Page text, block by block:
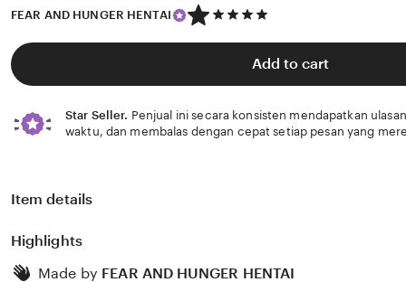
FEAR AND HUNGER HENTAI
5
out
of
Add to cart
Star Seller. Penjual ini secara konsisten mendapatkan
waktu, dan membalas dengan cepat setiap pesan yang
Item details
Highlights
Made by FEAR AND HUNGER HENTAI